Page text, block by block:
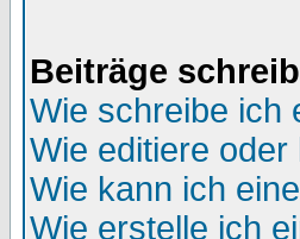
Beiträge
Wie schreibe ich
Wie editiere
Wie kann ich
Wie erstelle ich